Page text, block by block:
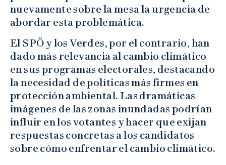
nuevamente sobre la mesa la urgencia de
abordar esta problemática.
El SPÖ y los Verdes, por el contrario, han
dado más relevancia al cambio climático
en sus programas electorales, destacando
la necesidad de políticas más firmes en
protección ambiental. Las dramáticas
imágenes de las zonas inundadas podrían
influir en los votantes y hacer que exijan
respuestas concretas a los candidatos
sobre cómo enfrentar el cambio climático.